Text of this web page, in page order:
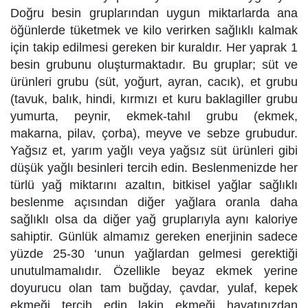
Doğru besin gruplarından uygun miktarlarda ana
öğünlerde tüketmek ve kilo verirken sağlıklı kalmak
için takip edilmesi gereken bir kuraldır. Her yaprak 1
besin grubunu oluşturmaktadır. Bu gruplar; süt ve
ürünleri grubu (süt, yoğurt, ayran, cacık), et grubu
(tavuk, balık, hindi, kırmızı et kuru baklagiller grubu
yumurta, peynir, ekmek-tahıl grubu (ekmek,
makarna, pilav, çorba), meyve ve sebze grubudur.
Yağsız et, yarım yağlı veya yağsız süt ürünleri gibi
düşük yağlı besinleri tercih edin. Beslenmenizde her
türlü yağ miktarını azaltın, bitkisel yağlar sağlıklı
beslenme açısından diğer yağlara oranla daha
sağlıklı olsa da diğer yağ gruplarıyla aynı kaloriye
sahiptir. Günlük almamız gereken enerjinin sadece
yüzde 25-30 ‘unun yağlardan gelmesi gerektiği
unutulmamalıdır. Özellikle beyaz ekmek yerine
doyurucu olan tam buğday, çavdar, yulaf, kepek
ekmeği tercih edin lakin ekmeği hayatınızdan